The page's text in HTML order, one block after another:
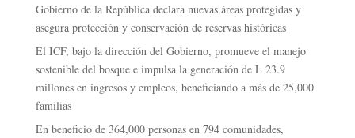
Gobierno de la República declara nuevas áreas protegidas y
asegura protección y conservación de reservas históricas
El ICF, bajo la dirección del Gobierno, promueve el manejo
sostenible del bosque e impulsa la generación de L 23.9
millones en ingresos y empleos, beneficiando a más de 25,000
familias
En beneficio de 364,000 personas en 794 comunidades,